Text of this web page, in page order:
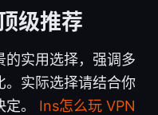
级推荐
的实用选择，强调多
。实际选择请结合你
。 Ins怎么玩 VPN